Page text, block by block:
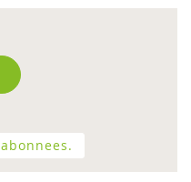
abonnees.